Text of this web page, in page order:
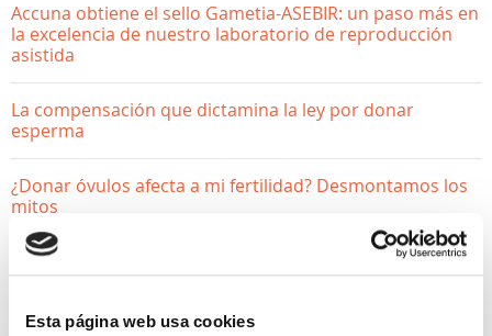
Esta página web usa cookies
Accuna obtiene el sello Gametia-ASEBIR: un paso más en
la excelencia de nuestro laboratorio de reproducción
asistida
La compensación que dictamina la ley por donar
esperma
¿Donar óvulos afecta a mi fertilidad? Desmontamos los
mitos